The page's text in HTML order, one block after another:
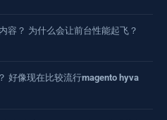
容？ 为什么会让前台性能起飞？
好像现在比较流行magento hyva